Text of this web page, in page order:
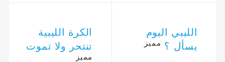
الليبي اليوم
يسأل ؟ مميز
الكرة الليبية
تنتحر ولا تموت
مميز